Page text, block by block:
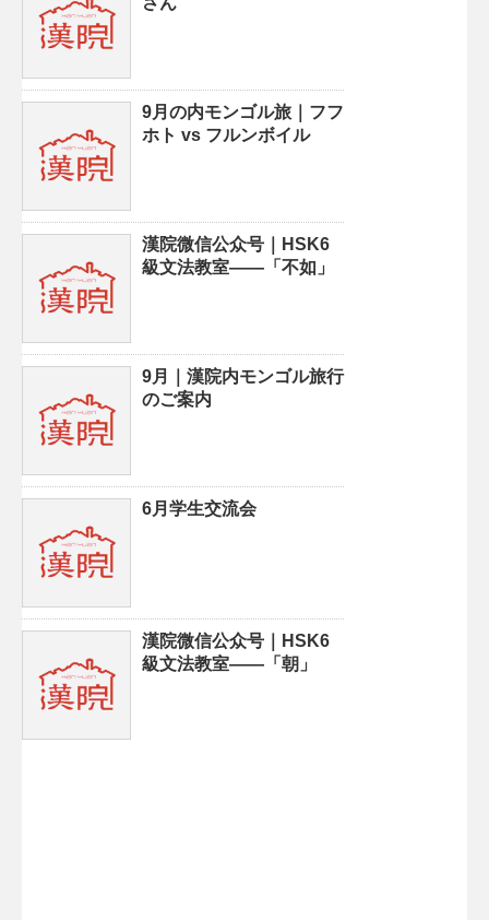
9月の内モンゴル旅｜フフ
ホト vs フルンボイル
漢院微信公众号｜HSK6
級文法教室——「不如」
9月｜漢院内モンゴル旅行
のご案内
6月学生交流会
漢院微信公众号｜HSK6
級文法教室——「朝」